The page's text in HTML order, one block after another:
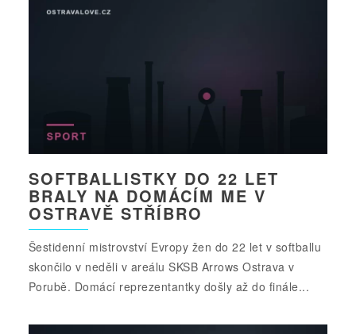
SOFTBALLISTKY DO 22 LET
BRALY NA DOMÁCÍM ME V
OSTRAVĚ STŘÍBRO
Šestidenní mistrovství Evropy žen do 22 let v softballu
skončilo v neděli v areálu SKSB Arrows Ostrava v
Porubě. Domácí reprezentantky došly až do finále...